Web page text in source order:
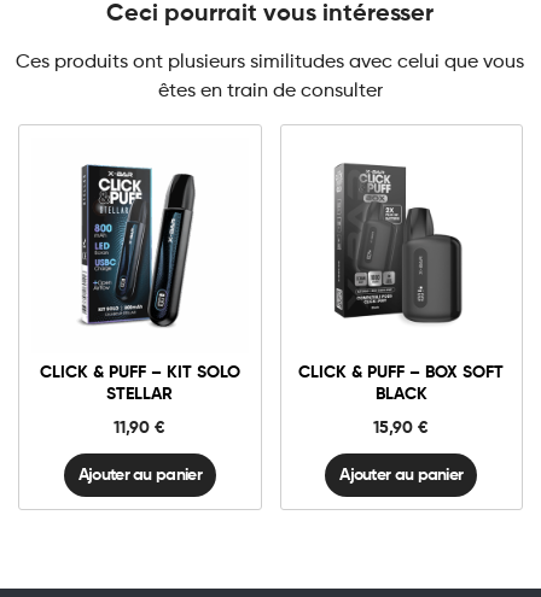
Ceci pourrait vous intéresser
Ces produits ont plusieurs similitudes avec celui que vous
êtes en train de consulter
CLICK & PUFF – KIT SOLO
STELLAR
11,90€
Click
Puff
STELLAR
quantité
Ajouter au panier
CLICK & PUFF – BOX SOFT
BLACK
15,90€
Puff
Black
quantité
Ajouter au panier